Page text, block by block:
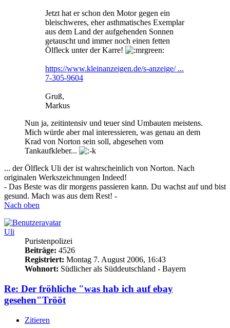
Jetzt hat er schon den Motor gegen ein
bleischweres, eher asthmatisches Exemplar
aus dem Land der aufgehenden Sonnen
getauscht und immer noch einen fetten
Ölfleck unter der Karre!
https://www.kleinanzeigen.de/s-anzeige/ ...
7-305-9604
Gruß,
Markus
Nun ja, zeitintensiv und teuer sind Umbauten meistens.
Mich würde aber mal interessieren, was genau an dem
Krad von Norton sein soll, abgesehen vom
Tankaufkleber...
... der Ölfleck Uli der ist wahrscheinlich von Norton. Nach
originalen Werkszeichnungen Indeed!
- Das Beste was dir morgens passieren kann. Du wachst auf und bist
gesund. Mach was aus dem Rest! -
Nach oben
Uli
Puristenpolizei
Beiträge: 4526
Registriert: Montag 7. August 2006, 16:43
Wohnort: Südlicher als Süddeutschland - Bayern
Re: Der fröhliche "was hab ich auf ebay
gesehen"Trööt
Zitieren